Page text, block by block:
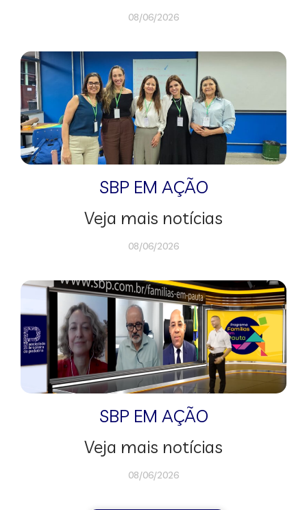
08/06/2026
SBP EM AÇÃO
Veja mais notícias
08/06/2026
SBP EM AÇÃO
Veja mais notícias
08/06/2026